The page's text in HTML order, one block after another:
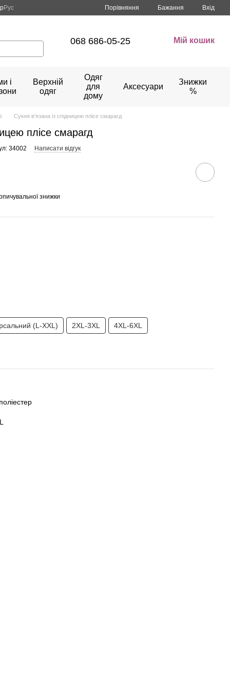
Рус Порівняння Бажання Вхід
068 686-05-25 Мій кошик
і
Верхній
одяг
Одяг
для
дому
Аксесуари
Знижки
%
Сукня в'язана із спідницею плісе смарагд
плісе смарагд
34002 Написати відгук
знижки
(L-XXL) 2XL-3XL 4XL-6XL